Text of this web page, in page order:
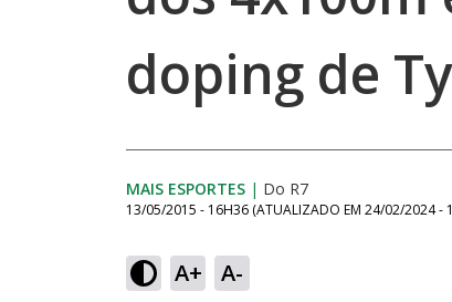
doping de
MAIS ESPORTES | Do R7
13/05/2015 - 16H36 (ATUALIZADO EM 24/02/2024 -
A+ A-